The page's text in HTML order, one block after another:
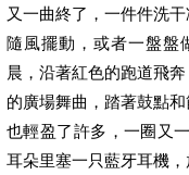
又一曲終了，一件件洗
隨風擺動，或者一盤盤
晨，沿著紅色的跑道飛
的廣場舞曲，踏著鼓點
也輕盈了許多，一圈又
耳朵里塞一只藍牙耳機